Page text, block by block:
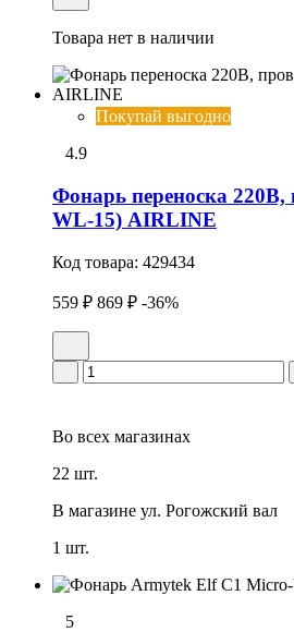
Товара нет в наличии
Покупай выгодно
4.9
Фонарь переноска
WL-15) AIRLINE
Код товара: 429434
559 ₽ 869 ₽ -36%
Во всех магазинах
22 шт.
В магазине ул. Рогожский вал
1 шт.
5